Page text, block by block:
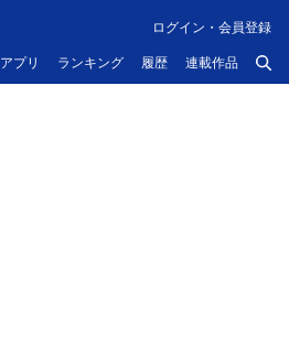
アプリ ランキング 履歴 連載作品
ログイン・会員登録